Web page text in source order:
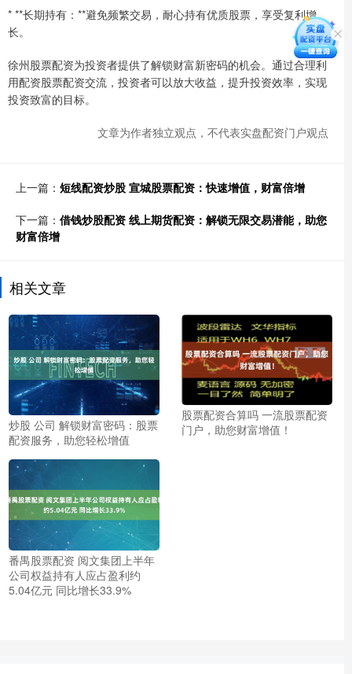
* **长期持有：**避免频繁交易，耐心持有优质股票，享受复利增
长。
徐州股票配资为投资者提供了解锁财富新密码的机会。通过合理利
用配资股票配资交流，投资者可以放大收益，提升投资效率，实现
投资致富的目标。
文章为作者独立观点，不代表实盘配资门户观点
上一篇： 短线配资炒股 宣城股票配资：快速增值，财富倍增
下一篇： 借钱炒股配资 线上期货配资：解锁无限交易潜能，助您
财富倍增
相关文章
炒股 公司 解锁财富密码：股票
配资服务，助您轻松增值
股票配资合算吗 一流股票配资
门户，助您财富增值！
番禺股票配资 阅文集团上半年
公司权益持有人应占盈利约
5.04亿元 同比增长33.9%